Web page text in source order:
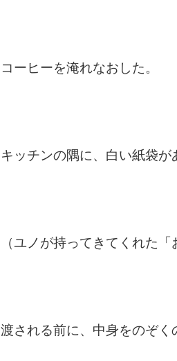
​コーヒーを淹れなおした。
キッチンの隅に、白い紙袋が
（ユノが持ってきてくれた「
渡される前に、中身をのぞく